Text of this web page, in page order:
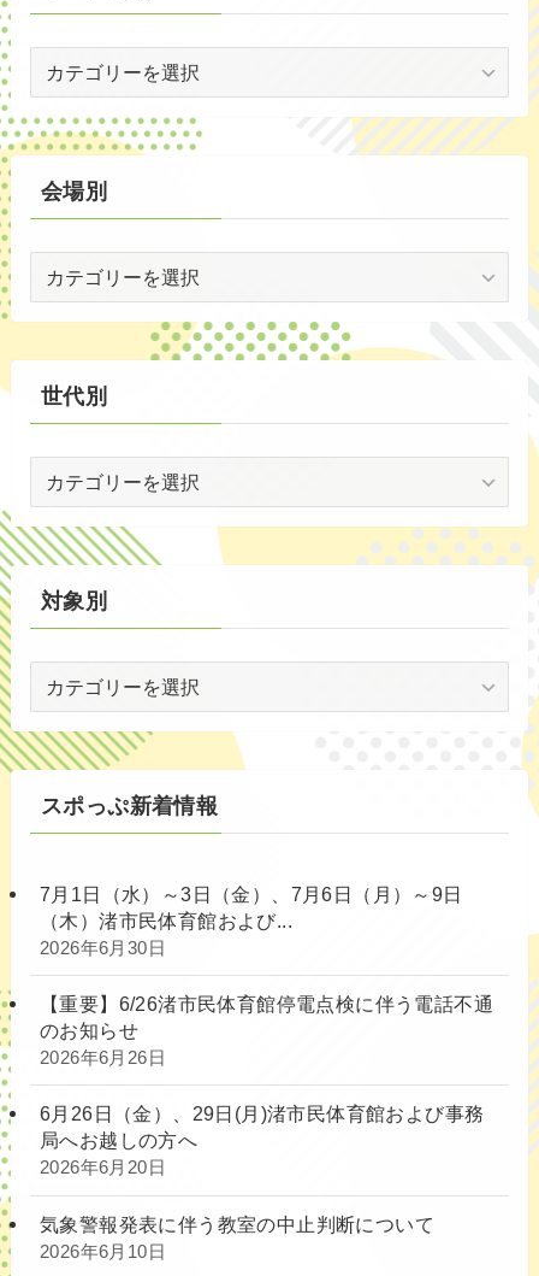
(53)
(59)
(1)
(5)
(35)
ン
ト
別
会場別
別
世代別
別
対象別
別
スポっぷ新着情報
7月1日（水）～3日（金）、7月6日（月）～9日
（木）渚市民体育館および...
2026年6月30日
【重要】6/26渚市民体育館停電点検に伴う電話不通
のお知らせ
2026年6月26日
6月26日（金）、29日(月)渚市民体育館および事務
局へお越しの方へ
2026年6月20日
気象警報発表に伴う教室の中止判断について
2026年6月10日